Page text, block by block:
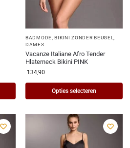
BADMODE ,BIKINI ZONDER BEUGEL
DAMES
Vacanze Italiane Afro Tender
Hlaterneck Bikini PINK
134,90
Opties selecteren